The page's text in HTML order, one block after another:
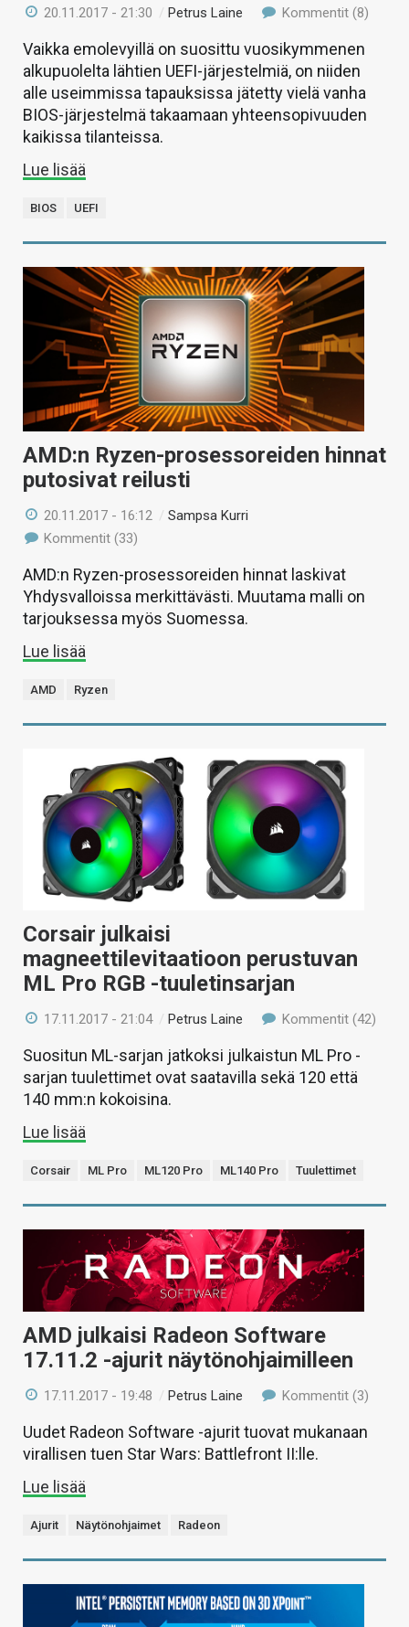
20.11.2017 - 21:30 /Petrus Laine Kommentit (8)
Vaikka emolevyillä on suosittu vuosikymmenen
alkupuolelta lähtien UEFI-järjestelmiä, on niiden
alle useimmissa tapauksissa jätetty vielä vanha
BIOS-järjestelmä takaamaan yhteensopivuuden
kaikissa tilanteissa.
Lue lisää
BIOS UEFI
AMD:n Ryzen-prosessoreiden hinnat
putosivat reilusti
20.11.2017 - 16:12 /Sampsa Kurri
Kommentit (33)
AMD:n Ryzen-prosessoreiden hinnat laskivat
Yhdysvalloissa merkittävästi. Muutama malli on
tarjouksessa myös Suomessa.
Lue lisää
AMD Ryzen
Corsair julkaisi
magneettilevitaatioon perustuvan
ML Pro RGB -tuuletinsarjan
17.11.2017 - 21:04 /Petrus Laine Kommentit (42)
Suositun ML-sarjan jatkoksi julkaistun ML Pro -
sarjan tuulettimet ovat saatavilla sekä 120 että
140 mm:n kokoisina.
Lue lisää
Corsair ML Pro ML120 Pro ML140 Pro Tuulettimet
AMD julkaisi Radeon Software
17.11.2 -ajurit näytönohjaimilleen
17.11.2017 - 19:48 /Petrus Laine Kommentit (3)
Uudet Radeon Software -ajurit tuovat mukanaan
virallisen tuen Star Wars: Battlefront II:lle.
Lue lisää
Ajurit Näytönohjaimet Radeon